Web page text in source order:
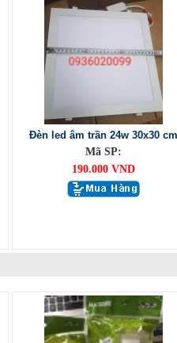
Đèn led âm trần 24w 30x30 cm
Mã SP:
190.000 VND